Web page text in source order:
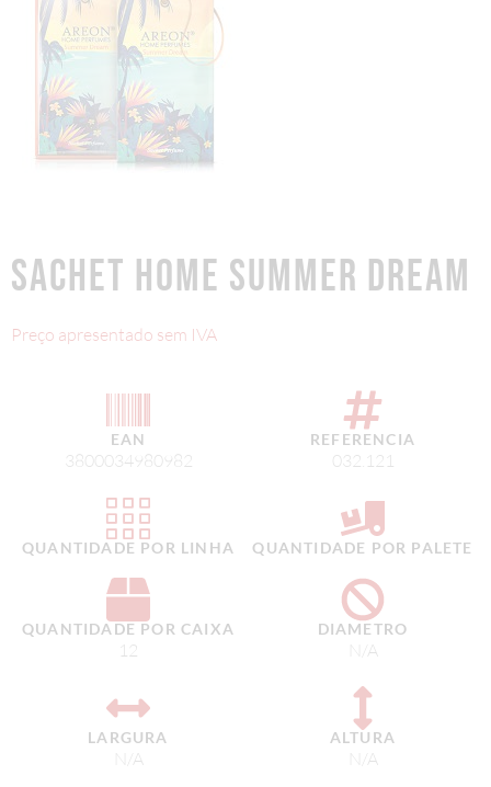
SACHET HOME SUMMER DREAM
Preço apresentado sem IVA
EAN
3800034980982
QUANTIDADE POR LINHA
QUANTIDADE POR CAIXA
12
LARGURA
N/A
REFERENCIA
032.121
QUANTIDADE POR PALETE
DIAMETRO
N/A
ALTURA
N/A